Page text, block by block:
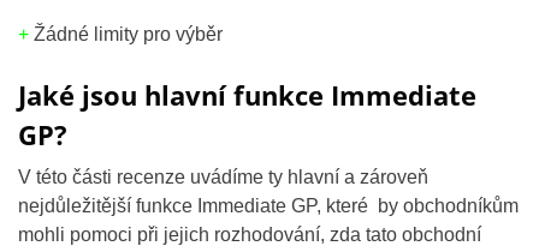
+ Žádné limity pro výběr
Jaké jsou hlavní funkce Immediate
GP?
V této části recenze uvádíme ty hlavní a zároveň
nejdůležitější funkce Immediate GP, které by obchodníkům
mohli pomoci při jejich rozhodování, zda tato obchodní